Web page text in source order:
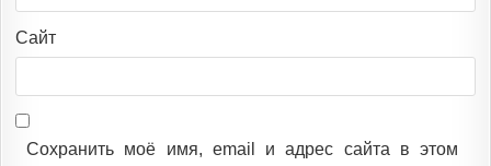
Сайт
Сохранить моё имя, email и адрес сайта в этом